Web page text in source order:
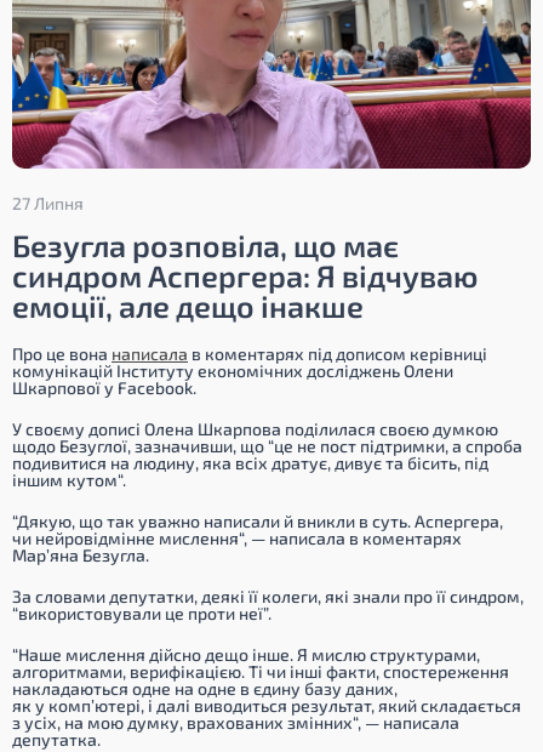
27 Липня
Безугла розповіла, що має
синдром Аспергера: Я відчуваю
емоції, але дещо інакше
Про це вона написала в коментарях під дописом керівниці
комунікацій Інституту економічних досліджень Олени
Шкарпової у Facebook.
У своєму дописі Олена Шкарпова поділилася своєю думкою
щодо Безуглої, зазначивши, що “це не пост підтримки, а спроба
подивитися на людину, яка всіх дратує, дивує та бісить, під
іншим кутом“.
“Дякую, що так уважно написали й вникли в суть. Аспергера,
чи нейровідмінне мислення“, — написала в коментарях
Мар’яна Безугла.
За словами депутатки, деякі її колеги, які знали про її синдром,
“використовували це проти неї”.
“Наше мислення дійсно дещо інше. Я мислю структурами,
алгоритмами, верифікацією. Ті чи інші факти, спостереження
накладаються одне на одне в єдину базу даних,
як у комп’ютері, і далі виводиться результат, який складається
з усіх, на мою думку, врахованих змінних“, — написала
депутатка.